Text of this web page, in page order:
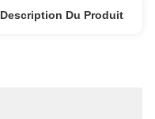
Description Du Produit